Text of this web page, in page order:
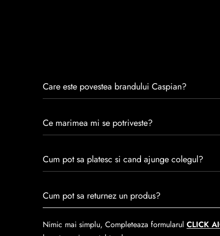
Care este povestea brandului Caspian?
satisfacția clienților.Fiecare pereche de încălțăminte
Ce marimea mi se potriveste?
Cum pot sa platesc si cand ajunge colegul?
predare laEasybox-ul Emag.
Cosul de livrareeste 15 lei pentru o comanda mai
Cum pot sa returnez un produs?
Nimic mai simplu, Completeaza formularul CLICK